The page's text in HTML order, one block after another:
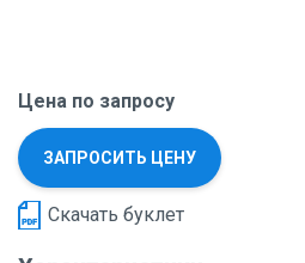
Цена по запросу
ЗАПРОСИТЬ ЦЕНУ
Скачать буклет